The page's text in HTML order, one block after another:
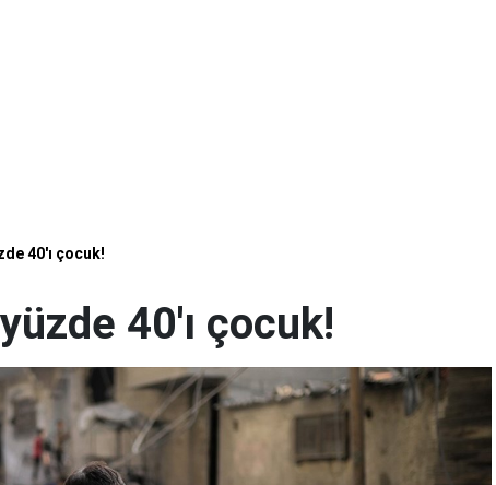
40'ı çocuk!
40'ı çocuk!